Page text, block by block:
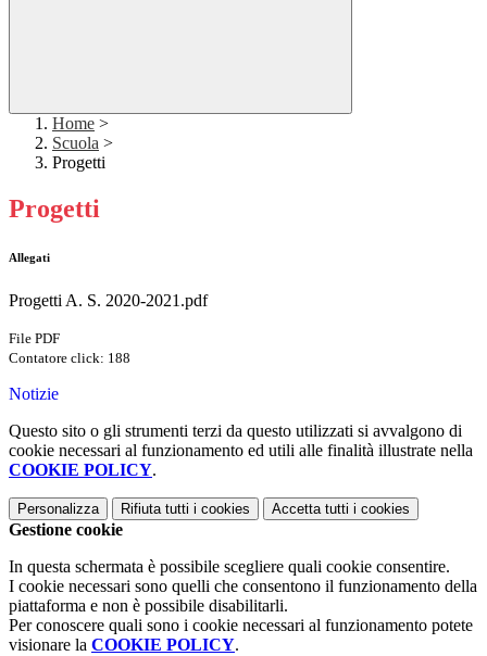
Home >
Scuola >
Progetti
Progetti
Allegati
Progetti A. S. 2020-2021.pdf
File PDF
Contatore click: 188
Notizie
Questo sito o gli strumenti terzi da questo utilizzati si avvalgono di
cookie necessari al funzionamento ed utili alle finalità illustrate nella
COOKIE POLICY.
Personalizza Rifiuta tutti i cookies Accetta tutti i cookies
Gestione cookie
In questa schermata è possibile scegliere quali cookie consentire.
I cookie necessari sono quelli che consentono il funzionamento della
piattaforma e non è possibile disabilitarli.
Per conoscere quali sono i cookie necessari al funzionamento potete
visionare la COOKIE POLICY.